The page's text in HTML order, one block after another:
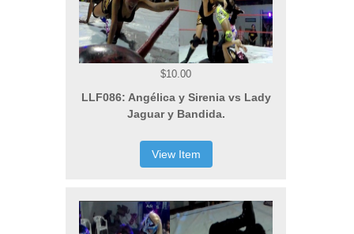
$10.00
LLF086: Angélica y Sirenia vs Lady
Jaguar y Bandida.
View Item